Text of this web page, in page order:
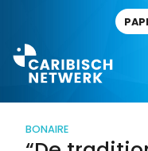
BONAIRE